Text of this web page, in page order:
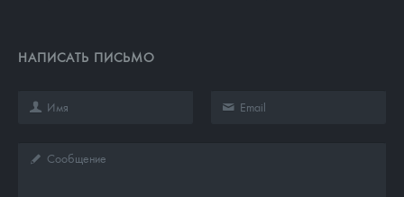
НАПИСАТЬ ПИСЬМО